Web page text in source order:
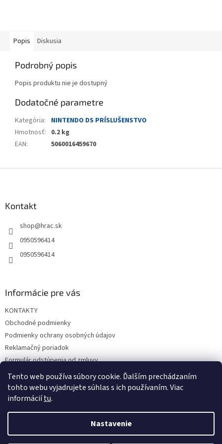
Tento web používa súbory cookie. Ďalším prechádzaním
tohto webu vyjadrujete súhlas s ich používaním. Viac
informáciítu.
Nastavenie
Popis Diskusia
Podrobný popis
Popis produktu nie je dostupný
Dodatočné parametre
Kategória:
NINTENDO DS PRÍSLUŠENSTVO
Hmotnosť: 0.2 kg
EAN: 5060016459670
Kontakt
shop@hrac.sk
0950596414
0950596414
Informácie pre vás
KONTAKTY
Obchodné podmienky
Podmienky ochrany osobných údajov
Reklamačný poriadok
Formulár odstúpenia od zmluvy
Reklamačný formulár